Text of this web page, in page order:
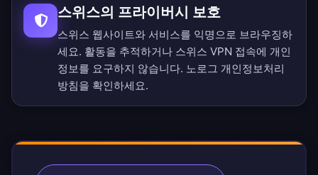
스위스의 프라이버시 보호
스위스 웹사이트와 서비스를 익명으로 브라우징하
세요. 활동을 추적하거나 스위스 VPN 접속에 개인
정보를 요구하지 않습니다. 노로그 개인정보처리
방침을 확인하세요.